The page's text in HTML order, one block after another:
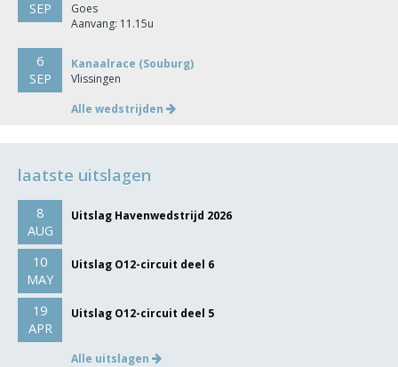
SEP
Goes
Aanvang: 11.15u
6
SEP
Kanaalrace (Souburg)
Vlissingen
Alle wedstrijden
laatste uitslagen
8
AUG
Uitslag Havenwedstrijd 2026
10
MAY
Uitslag O12-circuit deel 6
19
APR
Uitslag O12-circuit deel 5
Alle uitslagen